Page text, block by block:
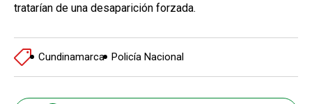
tratarían de una desaparición forzada.
Cundinamarca Policía Nacional